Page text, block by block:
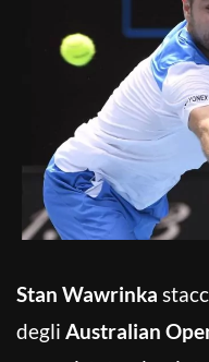
Stan Wawrinka
degli Australian